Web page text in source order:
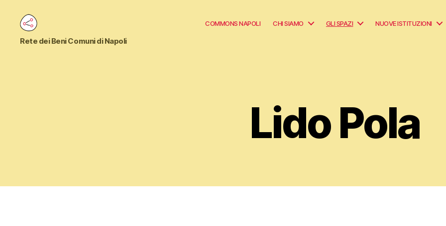
Commons
Napoli
Rete dei Beni Comuni di Napoli
Commons Napoli Chi siamo Gli spazi Nuove Istituzioni
Lido Pola